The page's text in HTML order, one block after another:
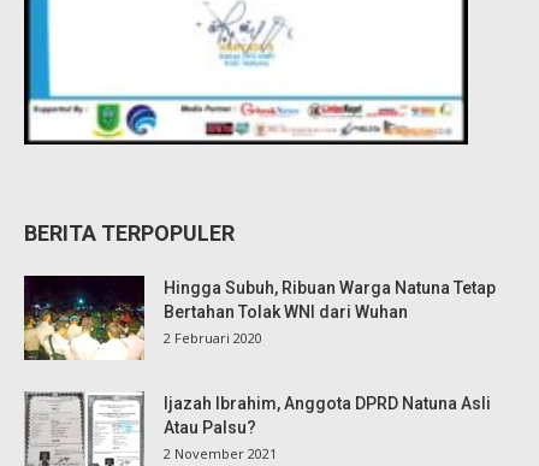
BERITA TERPOPULER
Hingga Subuh, Ribuan Warga Natuna Tetap
Bertahan Tolak WNI dari Wuhan
2 Februari 2020
Ijazah Ibrahim, Anggota DPRD Natuna Asli
Atau Palsu?
2 November 2021